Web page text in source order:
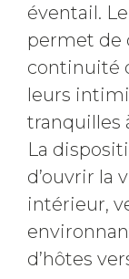
éventail.
permet de
continuité
leurs
tranquilles
La
d’ouvrir la
intérieur,
d’hôtes